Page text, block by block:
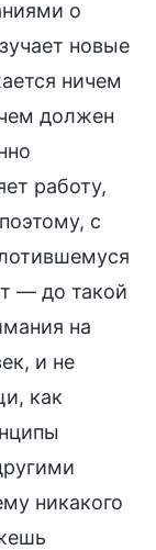
о
новые
ничем
должен
работу,
с
— до такой
на
и не
как
никакого